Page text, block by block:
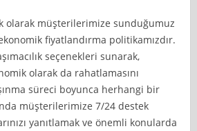
olarak müşterilerimize sunduğumuz
fiyatlandırma politikamızdır.
seçenekleri sunarak,
olarak da rahatlamasını
süreci boyunca herhangi bir
müşterilerimize 7/24 destek
yanıtlamak ve önemli konularda